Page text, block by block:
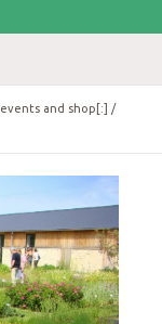
and shop[:]
/